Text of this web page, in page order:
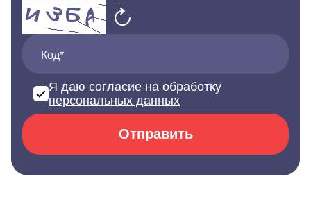
Код*
Я даю согласие на обработку
персональных данных
Отправить